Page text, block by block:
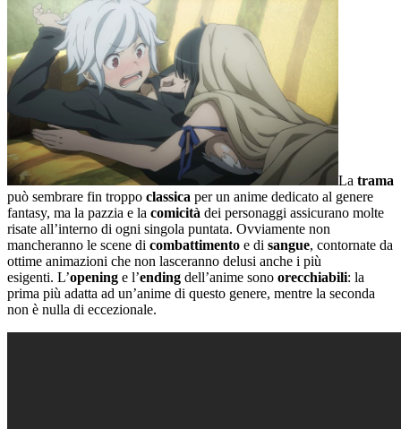
La trama
può sembrare fin troppo classica per un anime dedicato al genere
fantasy, ma la pazzia e la comicità dei personaggi assicurano molte
risate all’interno di ogni singola puntata. Ovviamente non
mancheranno le scene di combattimento e di sangue, contornate da
ottime animazioni che non lasceranno delusi anche i più
esigenti. L’opening e l’ending dell’anime sono orecchiabili: la
prima più adatta ad un’anime di questo genere, mentre la seconda
non è nulla di eccezionale.